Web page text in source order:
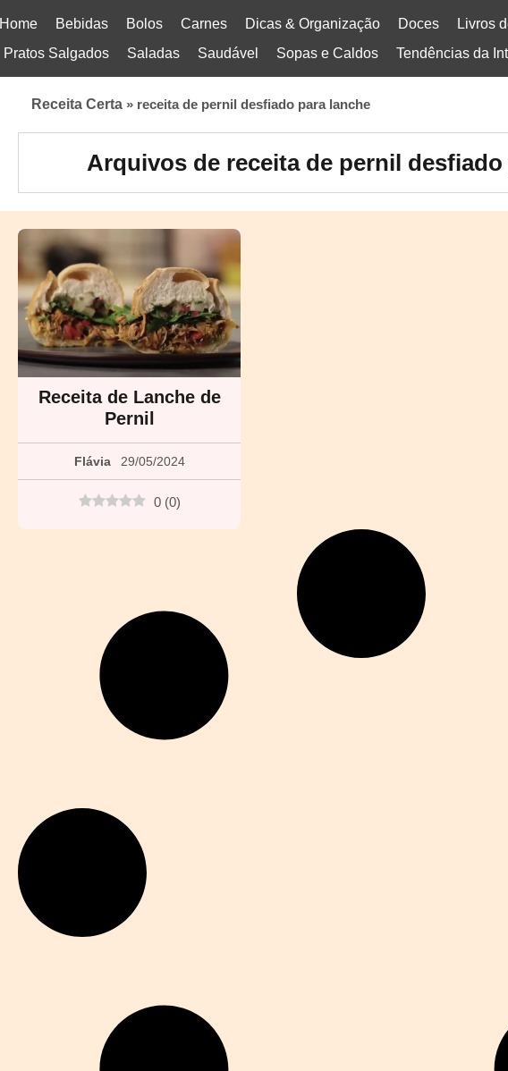
Home Bebidas Bolos Carnes Dicas & Organização Doces Livros
Pratos Salgados
Saladas Saudável Sopas e Caldos Tendências da
Receita Certa » receita de pernil desfiado para lanche
Arquivos de receita de pernil desfiado
Receita de Lanche de
Pernil
Flávia 29/05/2024
0 (0)